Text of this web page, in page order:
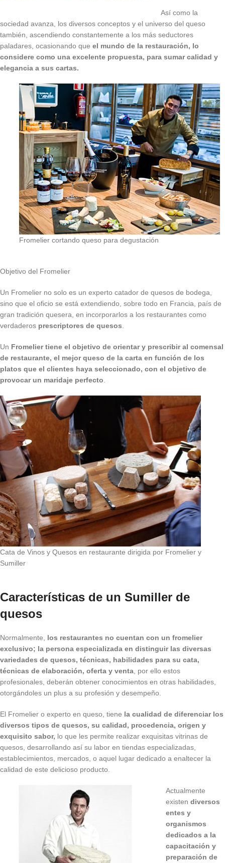
Así como la
sociedad avanza, los diversos conceptos y el universo del queso
también, ascendiendo constantemente a los más seductores
paladares, ocasionando que el mundo de la restauración, lo
considere como una excelente propuesta, para sumar calidad y
elegancia a sus cartas.
Fromelier cortando queso para degustación
Objetivo del Fromelier
Un Fromelier no solo es un experto catador de quesos de bodega,
sino que el oficio se está extendiendo, sobre todo en Francia, país de
gran tradición quesera, en incorporarlos a los restaurantes como
verdaderos prescriptores de quesos
Un Fromelier tiene el objetivo de orientar y prescribir al comensal
de restaurante, el mejor queso de la carta en función de los
platos que el clientes haya seleccionado, con el objetivo de
provocar un maridaje perfecto
Cata de Vinos y Quesos en restaurante dirigida por Fromelier y
Sumiller
Características de un Sumiller de
quesos
Normalmente, los restaurantes no cuentan con un fromelier
exclusivo; la persona especializada en distinguir las diversas
variedades de quesos, técnicas, habilidades para su cata,
técnicas de elaboración, oferta y venta , por ello estos
profesionales, deberán obtener conocimientos en otras habilidades,
otorgándoles un plus a su profesión y desempeño.
El Fromelier o experto en queso, tiene la cualidad de diferenciar los
diversos tipos de quesos, su calidad, procedencia, origen y
exquisito sabor, lo que les permite realizar exquisitas vitrinas de
quesos, desarrollando así su labor en tiendas especializadas,
establecimientos, mercados, o aquel lugar dedicado a enaltecer la
calidad de este delicioso producto.
Actualmente
existen diversos
entes y
organismos
dedicados a la
capacitación y
preparación de